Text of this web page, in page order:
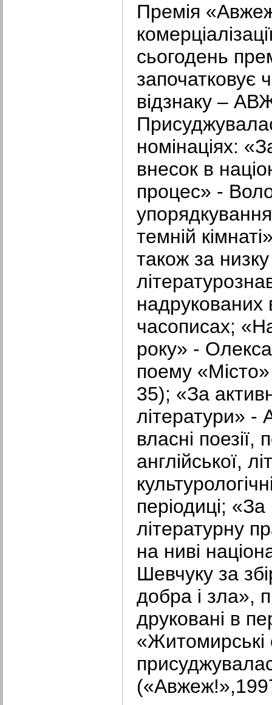
Премія
сьогодень
започатковує
відзнаку –
номінаціях:
внесок в
процес» -
упорядкування
темній
також за
надрукованих
часописах;
року» -
поему
35); «За
літератури»
власні поезії,
англійської,
періодиці; «За
літературну
на ниві
Шевчуку за
добра і зла»,
друковані в